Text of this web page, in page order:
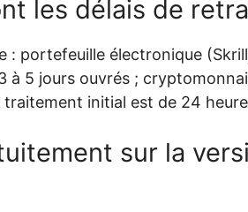
les délais de
: portefeuille électronique
à 5 jours ouvrés ;
initial est de 24
sur la